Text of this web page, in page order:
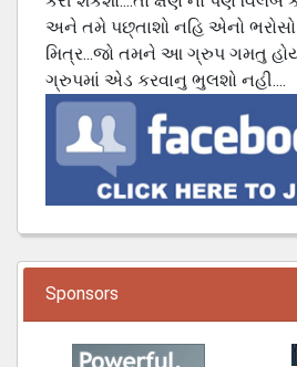
અને તમે પછ્તાશો નહિ એનો
મિત્ર...જો તમને આ ગ્રુપ ગમતુ હોય
ગ્રુપમાં એડ કરવાનુ ભુલશો નહી....
Sponsors